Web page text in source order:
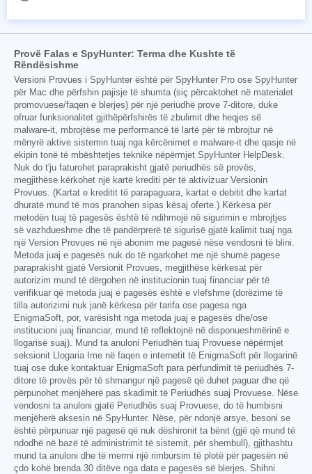
Provë Falas e SpyHunter: Terma dhe Kushte të
Rëndësishme
Versioni Provues i SpyHunter është për SpyHunter Pro ose SpyHunter
për Mac dhe përfshin pajisje të shumta (siç përcaktohet në materialet
promovuese/faqen e blerjes) për një periudhë prove 7-ditore, duke
ofruar funksionalitet gjithëpërfshirës të zbulimit dhe heqjes së
malware-it, mbrojtëse me performancë të lartë për të mbrojtur në
mënyrë aktive sistemin tuaj nga kërcënimet e malware-it dhe qasje në
ekipin tonë të mbështetjes teknike nëpërmjet SpyHunter HelpDesk.
Nuk do t'ju faturohet paraprakisht gjatë periudhës së provës,
megjithëse kërkohet një kartë krediti për të aktivizuar Versionin
Provues. (Kartat e kreditit të parapaguara, kartat e debitit dhe kartat
dhuratë mund të mos pranohen sipas kësaj oferte.) Kërkesa për
metodën tuaj të pagesës është të ndihmojë në sigurimin e mbrojtjes
së vazhdueshme dhe të pandërprerë të sigurisë gjatë kalimit tuaj nga
një Version Provues në një abonim me pagesë nëse vendosni të blini.
Metoda juaj e pagesës nuk do të ngarkohet me një shumë pagese
paraprakisht gjatë Versionit Provues, megjithëse kërkesat për
autorizim mund të dërgohen në institucionin tuaj financiar për të
verifikuar që metoda juaj e pagesës është e vlefshme (dorëzime të
tilla autorizimi nuk janë kërkesa për tarifa ose pagesa nga
EnigmaSoft, por, varësisht nga metoda juaj e pagesës dhe/ose
institucioni juaj financiar, mund të reflektojnë në disponueshmërinë e
llogarisë suaj). Mund ta anuloni Periudhën tuaj Provuese nëpërmjet
seksionit Llogaria Ime në faqen e internetit të EnigmaSoft për llogarinë
tuaj ose duke kontaktuar EnigmaSoft para përfundimit të periudhës 7-
ditore të provës për të shmangur një pagesë që duhet paguar dhe që
përpunohet menjëherë pas skadimit të Periudhës suaj Provuese. Nëse
vendosni ta anuloni gjatë Periudhës suaj Provuese, do të humbisni
menjëherë aksesin në SpyHunter. Nëse, për ndonjë arsye, besoni se
është përpunuar një pagesë që nuk dëshironit ta bënit (gjë që mund të
ndodhë në bazë të administrimit të sistemit, për shembull), gjithashtu
mund ta anuloni dhe të merrni një rimbursim të plotë për pagesën në
çdo kohë brenda 30 ditëve nga data e pagesës së blerjes. Shihni